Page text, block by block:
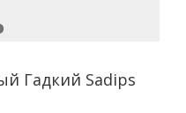
Гадкий Sadips